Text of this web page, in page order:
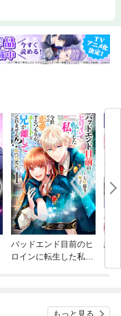
バッドエンド目前のヒ
ロインに転生した私、
結
もっと見る